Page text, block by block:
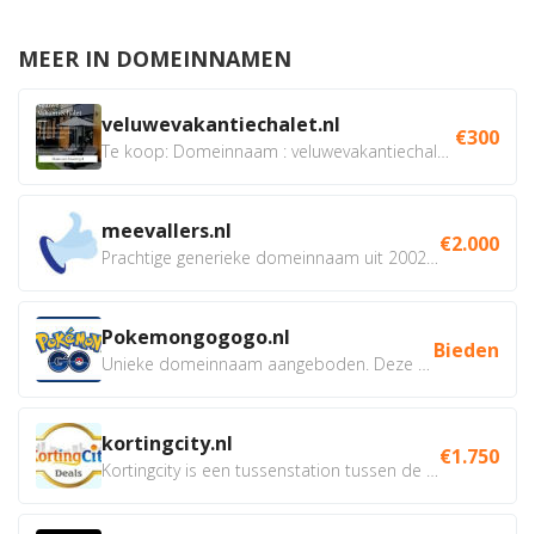
MEER IN DOMEINNAMEN
veluwevakantiechalet.nl €300
meevallers.nl €2.000
Pokemongogogo.nl Bieden
kortingcity.nl €1.750